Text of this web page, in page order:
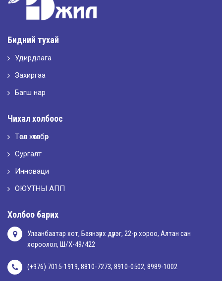
“ХҮСЛЭН 2026” хувцас загварын улсын уралдаан,
Бидний тухай
Удирдлага
Захиргаа
Багш нар
Чихал холбоос
Төсөл хөтөлбөр
Сургалт
Инноваци
ОЮУТНЫ АПП
Холбоо барих
Улаанбаатар хот, Баянзүрх дүүрэг, 22-р хороо, Алтан сан
хороолол, Ш/Х-49/422
(+976) 7015-1919, 8810-7273, 8910-0502, 8989-1002